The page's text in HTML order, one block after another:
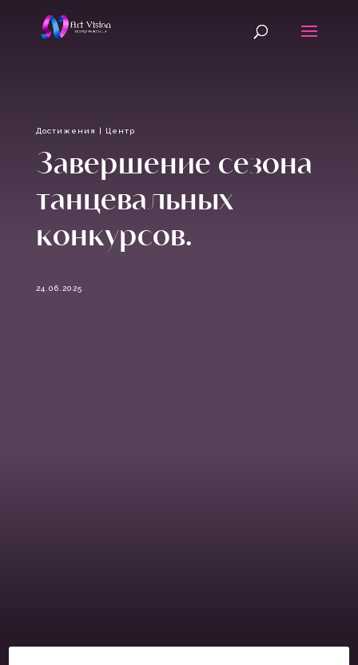
Достижения | Центр
Завершение сезона
танцевальных
конкурсов.
24.06.2025